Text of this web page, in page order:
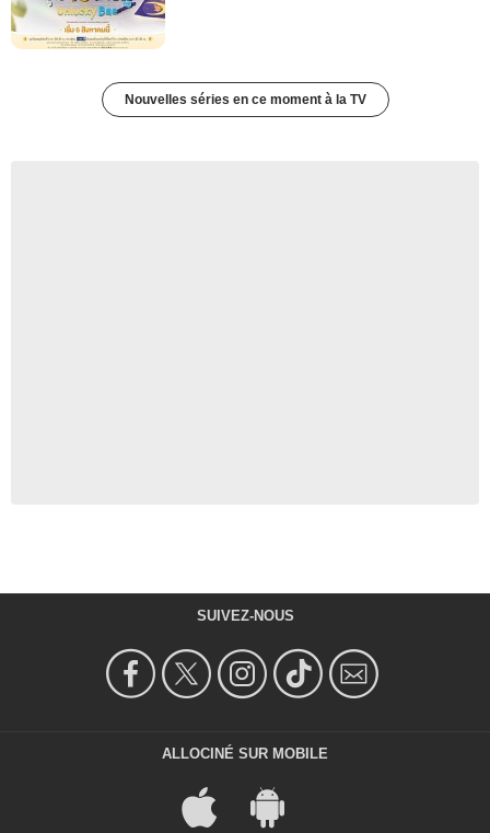
Nouvelles séries en ce moment à la TV
SUIVEZ-NOUS
ALLOCINÉ SUR MOBILE